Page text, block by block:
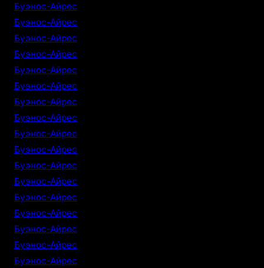
Буэнос-Айрес
Буэнос-Айрес
Буэнос-Айрес
Буэнос-Айрес
Буэнос-Айрес
Буэнос-Айрес
Буэнос-Айрес
Буэнос-Айрес
Буэнос-Айрес
Буэнос-Айрес
Буэнос-Айрес
Буэнос-Айрес
Буэнос-Айрес
Буэнос-Айрес
Буэнос-Айрес
Буэнос-Айрес
Буэнос-Айрес